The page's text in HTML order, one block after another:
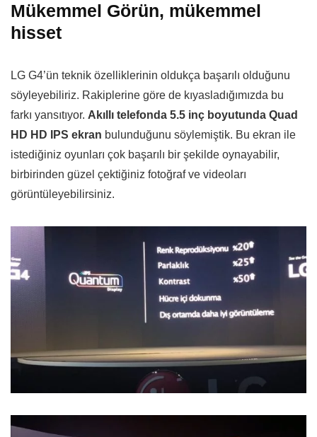
Mükemmel Görün, mükemmel
hisset
LG G4’ün teknik özelliklerinin oldukça başarılı olduğunu
söyleyebiliriz. Rakiplerine göre de kıyasladığımızda bu
farkı yansıtıyor. Akıllı telefonda 5.5 inç boyutunda Quad
HD HD IPS ekran bulunduğunu söylemiştik. Bu ekran ile
istediğiniz oyunları çok başarılı bir şekilde oynayabilir,
birbirinden güzel çektiğiniz fotoğraf ve videoları
görüntüleyebilirsiniz.